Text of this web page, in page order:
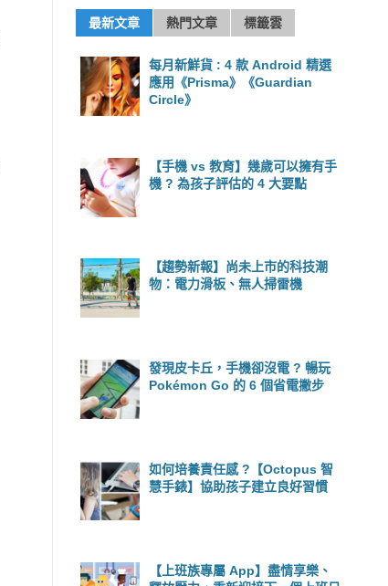
最新文章 熱門文章 標籤雲
每月新鮮貨 : 4 款 Android 精選
應用《Prisma》《Guardian
Circle》
【手機 vs 教育】幾歲可以擁有手
機 ? 為孩子評估的 4 大要點
【趨勢新報】尚未上市的科技潮
物：電力滑板、無人掃雷機
發現皮卡丘，手機卻沒電 ? 暢玩
Pokémon Go 的 6 個省電撇步
如何培養責任感 ?【Octopus 智
慧手錶】協助孩子建立良好習慣
【上班族專屬 App】盡情享樂、